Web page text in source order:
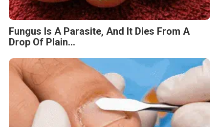
Fungus Is A Parasite, And It Dies From A
Drop Of Plain...